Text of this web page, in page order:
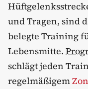
und Tragen, sind
belegte Training
Lebensmitte.
schlägt jeden
regelmäßigem